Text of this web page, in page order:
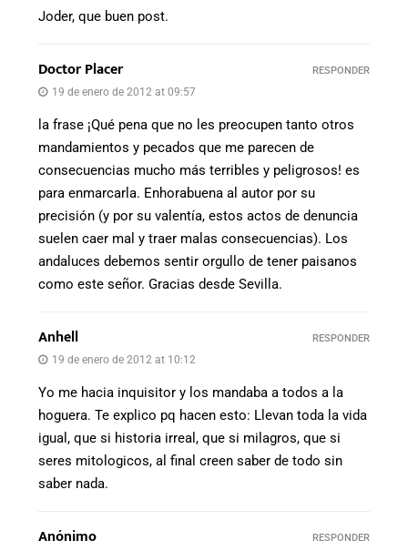
Joder, que buen post.
Doctor Placer
19 de enero de 2012 at 09:57
la frase ¡Qué pena que no les preocupen tanto otros
mandamientos y pecados que me parecen de
consecuencias mucho más terribles y peligrosos! es
para enmarcarla. Enhorabuena al autor por su
precisión (y por su valentía, estos actos de denuncia
suelen caer mal y traer malas consecuencias). Los
andaluces debemos sentir orgullo de tener paisanos
como este señor. Gracias desde Sevilla.
RESPONDER
Anhell
19 de enero de 2012 at 10:12
Yo me hacia inquisitor y los mandaba a todos a la
hoguera. Te explico pq hacen esto: Llevan toda la vida
igual, que si historia irreal, que si milagros, que si
seres mitologicos, al final creen saber de todo sin
saber nada.
RESPONDER
Anónimo RESPONDER